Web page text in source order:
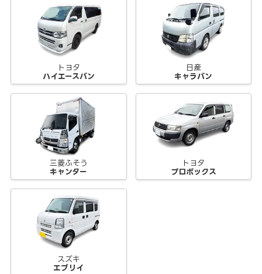
トヨタ
ハイエースバン
日産
キャラバン
三菱ふそう
キャンター
トヨタ
プロボックス
スズキ
エブリイ